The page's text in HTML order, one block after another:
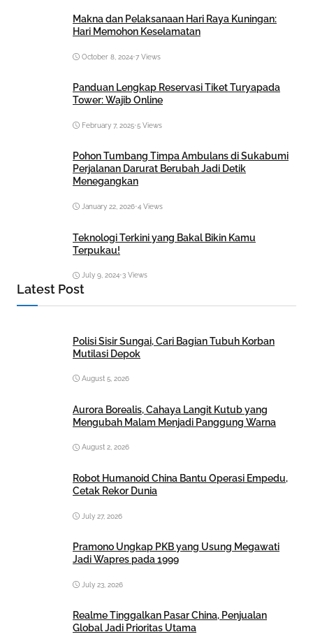
Makna dan Pelaksanaan Hari Raya Kuningan:
Hari Memohon Keselamatan
October 8, 2024•7 Views
Panduan Lengkap Reservasi Tiket Turyapada
Tower: Wajib Online
February 7, 2025•5 Views
Pohon Tumbang Timpa Ambulans di Sukabumi
Perjalanan Darurat Berubah Jadi Detik
Menegangkan
January 22, 2026•4 Views
Teknologi Terkini yang Bakal Bikin Kamu
Terpukau!
July 9, 2024•3 Views
Latest Post
Polisi Sisir Sungai, Cari Bagian Tubuh Korban
Mutilasi Depok
August 5, 2026
Aurora Borealis, Cahaya Langit Kutub yang
Mengubah Malam Menjadi Panggung Warna
August 2, 2026
Robot Humanoid China Bantu Operasi Empedu,
Cetak Rekor Dunia
July 27, 2026
Pramono Ungkap PKB yang Usung Megawati
Jadi Wapres pada 1999
July 23, 2026
Realme Tinggalkan Pasar China, Penjualan
Global Jadi Prioritas Utama